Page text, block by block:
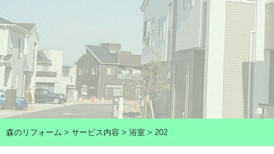
森のリフォーム > サービス内容 > 浴室 > 202